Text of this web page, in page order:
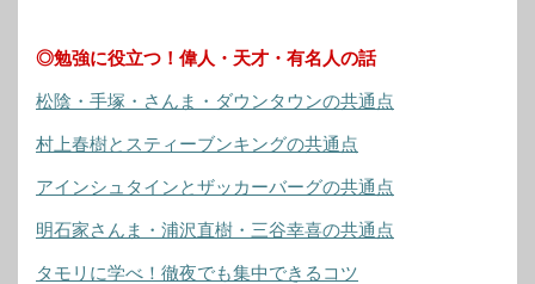
◎勉強に役立つ！偉人・天才・有名人の話
松陰・手塚・さんま・ダウンタウンの共通点
村上春樹とスティーブンキングの共通点
アインシュタインとザッカーバーグの共通点
明石家さんま・浦沢直樹・三谷幸喜の共通点
タモリに学べ！徹夜でも集中できるコツ